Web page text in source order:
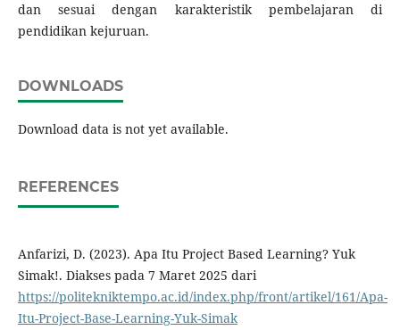
dan sesuai dengan karakteristik pembelajaran di
pendidikan kejuruan.
DOWNLOADS
Download data is not yet available.
REFERENCES
Anfarizi, D. (2023). Apa Itu Project Based Learning? Yuk
Simak!. Diakses pada 7 Maret 2025 dari
https://politekniktempo.ac.id/index.php/front/artikel/161/Apa-
Itu-Project-Base-Learning-Yuk-Simak